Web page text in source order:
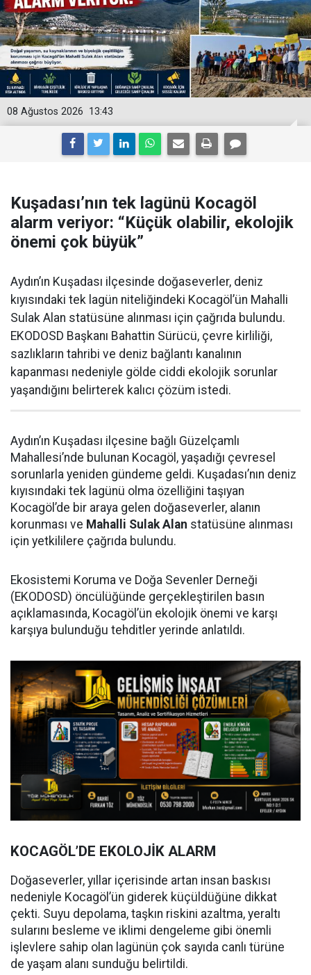
13:43
08 Ağustos 2026
Kuşadası’nın tek lagünü Kocagöl
alarm veriyor: “Küçük olabilir, ekolojik
önemi çok büyük”
Aydın’ın Kuşadası ilçesinde doğaseverler, deniz
kıyısındaki tek lagün niteliğindeki Kocagöl’ün Mahalli
Sulak Alan statüsüne alınması için çağrıda bulundu.
EKODOSD Başkanı Bahattin Sürücü, çevre kirliliği,
sazlıkların tahribi ve deniz bağlantı kanalının
kapanması nedeniyle gölde ciddi ekolojik sorunlar
yaşandığını belirterek kalıcı çözüm istedi.
Aydın’ın Kuşadası ilçesine bağlı Güzelçamlı
Mahallesi’nde bulunan Kocagöl, yaşadığı çevresel
sorunlarla yeniden gündeme geldi. Kuşadası’nın deniz
kıyısındaki tek lagünü olma özelliğini taşıyan
Kocagöl’de bir araya gelen doğaseverler, alanın
korunması ve Mahalli Sulak Alan statüsüne alınması
için yetkililere çağrıda bulundu.
Ekosistemi Koruma ve Doğa Sevenler Derneği
(EKODOSD) öncülüğünde gerçekleştirilen basın
açıklamasında, Kocagöl’ün ekolojik önemi ve karşı
karşıya bulunduğu tehditler yerinde anlatıldı.
KOCAGÖL’DE EKOLOJİK ALARM
Doğaseverler, yıllar içerisinde artan insan baskısı
nedeniyle Kocagöl’ün giderek küçüldüğüne dikkat
çekti. Suyu depolama, taşkın riskini azaltma, yeraltı
sularını besleme ve iklimi dengeleme gibi önemli
işlevlere sahip olan lagünün çok sayıda canlı türüne
de yaşam alanı sunduğu belirtildi.